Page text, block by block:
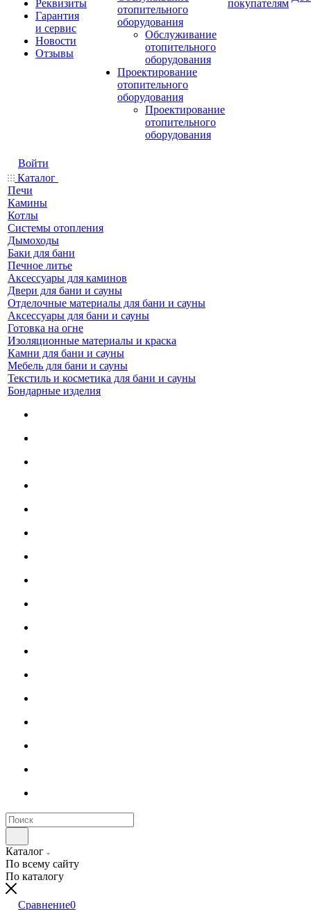
Реквизиты
Гарантия
и сервис
Новости
Отзывы
отопительного
оборудования
Обслуживание
отопительного
оборудования
Проектирование
отопительного
оборудования
Проектирование
отопительного
оборудования
покупателям
Войти
Каталог
Печи
Камины
Котлы
Системы отопления
Дымоходы
Баки для бани
Печное литье
Аксессуары для каминов
Двери для бани и сауны
Отделочные материалы для бани и сауны
Аксессуары для бани и сауны
Готовка на огне
Изоляционные материалы и краска
Камни для бани и сауны
Мебель для бани и сауны
Текстиль и косметика для бани и сауны
Бондарные изделия
Каталог
По всему сайту
По каталогу
Сравнение0